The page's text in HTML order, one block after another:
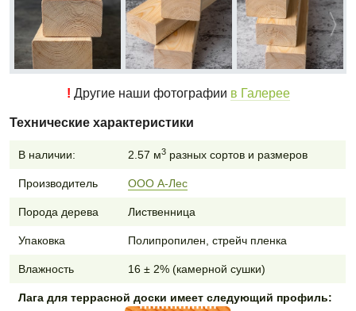
! Другие наши фотографии в Галерее
Технические характеристики
В наличии: 2.57 м3разных сортов и размеров
Производитель ООО А-Лес
Порода дерева Лиственница
Упаковка Полипропилен, стрейч пленка
Влажность 16 ± 2% (камерной сушки)
Лага для террасной доски имеет следующий профиль: